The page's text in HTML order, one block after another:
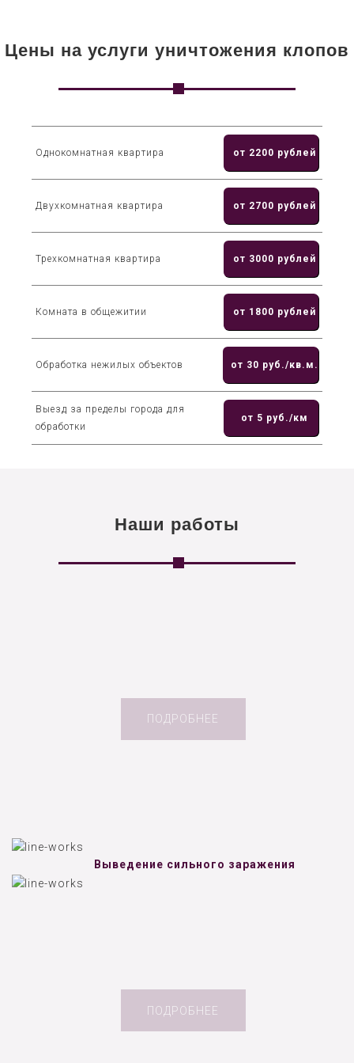
Цены на услуги уничтожения клопов
Однокомнатная квартира от 2200 рублей
Двухкомнатная квартира от 2700 рублей
Трехкомнатная квартира от 3000 рублей
Комната в общежитии от 1800 рублей
Обработка нежилых объектов от 30 руб./кв.м.
Выезд за пределы города для
обработки
от 5 руб./км
Наши работы
ПОДРОБНЕЕ
Выведение сильного заражения
ПОДРОБНЕЕ